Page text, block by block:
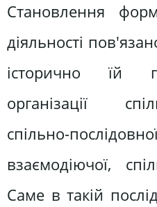
Становлення
діяльності
історично їй
організації
спільно-
взаємодіючої,
Саме в такій